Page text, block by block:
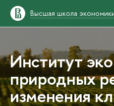
Высшая школа
Институт
природных
изменения